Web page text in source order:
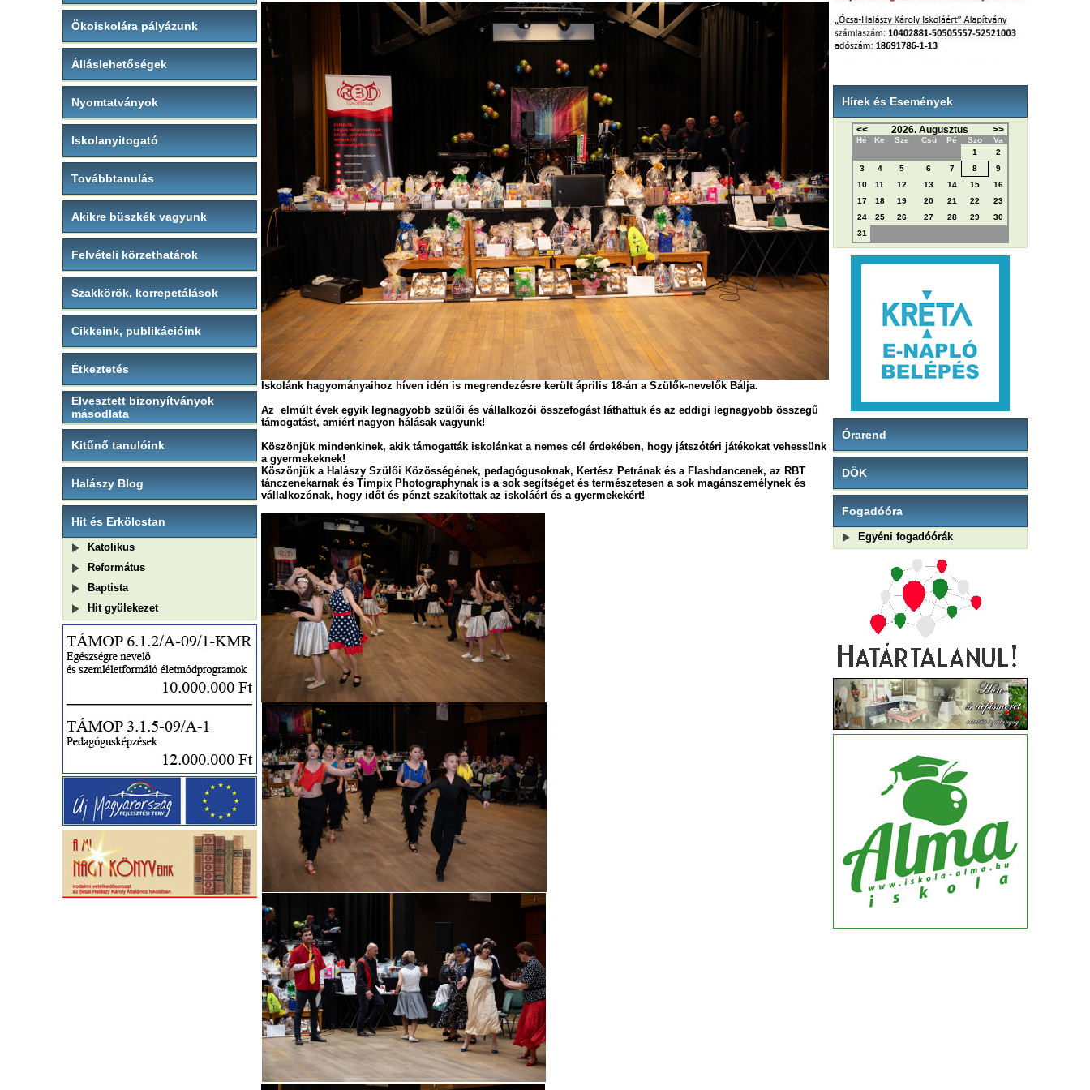
Ökoiskolára pályázunk
Álláslehetőségek
Nyomtatványok
Iskolanyitogató
Továbbtanulás
Akikre büszkék vagyunk
Felvételi körzethatárok
Szakkörök, korrepetálások
Cikkeink, publikációink
Étkeztetés
Elvesztett bizonyítványok
másodlata
Kitűnő tanulóink
Halászy Blog
Hit és Erkölcstan
Katolikus
Református
Baptista
Hit gyülekezet
Iskolánk hagyományaihoz híven idén is megrendezésre került április 18-án a Szülők-nevelők Bálja.
Az elmúlt évek egyik legnagyobb szülői és vállalkozói összefogást láthattuk és az eddigi legnagyobb összegű
támogatást, amiért nagyon hálásak vagyunk!
Köszönjük mindenkinek, akik támogatták iskolánkat a nemes cél érdekében, hogy játszótéri játékokat vehessünk
a gyermekeknek!
Köszönjük a Halászy Szülői Közösségének, pedagógusoknak, Kertész Petrának és a Flashdancenek, az RBT
tánczenekarnak és Timpix Photographynak is a sok segítséget és természetesen a sok magánszemélynek és
vállalkozónak, hogy időt és pénzt szakítottak az iskoláért és a gyermekekért!
Hírek és Események
<< 2026. Augusztus >>
Hé Ke Sze Csü Pé Szo
Va
1
2
3
4 5 6 7 8
9
10
11 12 13 14 15
16
17
18 19 20 21 22
23
24
25 26 27 28 29
30
31
Órarend
DÖK
Fogadóóra
Egyéni fogadóórák